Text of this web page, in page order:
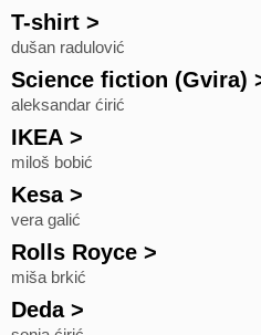
T-shirt >
dušan radulović
Science fiction (Gvira)
aleksandar ćirić
IKEA >
miloš bobić
Kesa>
vera galić
Rolls Royce >
miša brkić
Deda>